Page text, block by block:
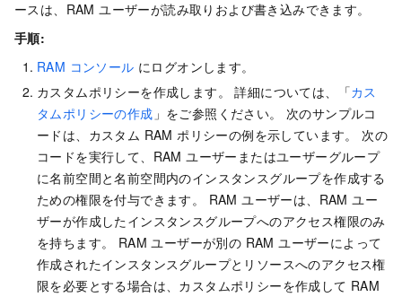
ースは、RAM ユーザーが読み取りおよび書き込みできます。
手順:
RAM コンソール にログオンします。
カスタムポリシーを作成します。 詳細については、「カス
タムポリシーの作成 」をご参照ください。 次のサンプルコ
ードは、カスタム RAM ポリシーの例を示しています。 次の
コードを実行して、RAM ユーザーまたはユーザーグループ
に名前空間と名前空間内のインスタンスグループを作成する
ための権限を付与できます。 RAM ユーザーは、RAM ユー
ザーが作成したインスタンスグループへのアクセス権限のみ
を持ちます。 RAM ユーザーが別の RAM ユーザーによって
作成されたインスタンスグループとリソースへのアクセス権
限を必要とする場合は、カスタムポリシーを作成して RAM